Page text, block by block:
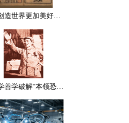
共同创造世界更加美好的未来
以勤学善学破解“本领恐慌”